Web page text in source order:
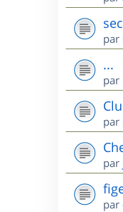
par
...
par
par
par
par